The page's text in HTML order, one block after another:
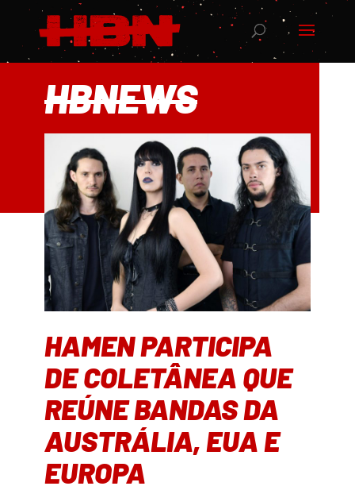
HBNEWS
HAMEN PARTICIPA
DE COLETÂNEA QUE
REÚNE BANDAS DA
AUSTRÁLIA, EUA E
EUROPA